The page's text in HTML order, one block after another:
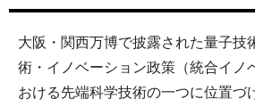
大阪・関西万博で披露された量子技
術・イノベーション政策（統合イノ
おける先端科学技術の一つに位置づ